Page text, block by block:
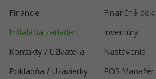
Financie
Finančné
Inštalácia zariadení
Inventúry
Kontakty / Užívatelia
Nastavenia
Pokladňa / Uzávierky
POS Manažér